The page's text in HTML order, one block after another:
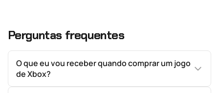
Perguntas frequentes
O que eu vou receber quando comprar um jogo
de Xbox?